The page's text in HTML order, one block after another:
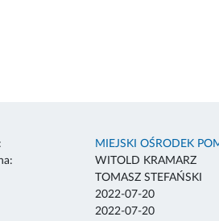
MIEJSKI OŚRODEK
WITOLD KRAMARZ
TOMASZ STEFAŃSKI
2022-07-20
2022-07-20